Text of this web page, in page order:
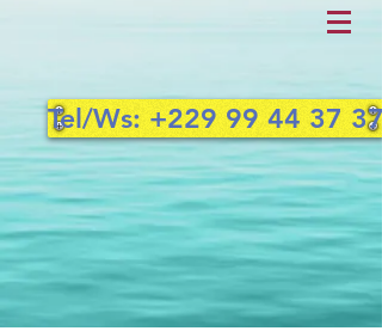
Tel/Ws: +229 99 44 37 37